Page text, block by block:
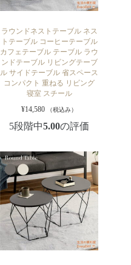
ラウンドネストテーブル ネス
トテーブル コーヒーテーブル
カフェテーブル テーブル ラウ
ンドテーブル リビングテーブ
ル サイドテーブル 省スペース
コンパクト 重ねる リビング
寝室 スチール
¥14,580 （税込み）
5段階中5.00の評価